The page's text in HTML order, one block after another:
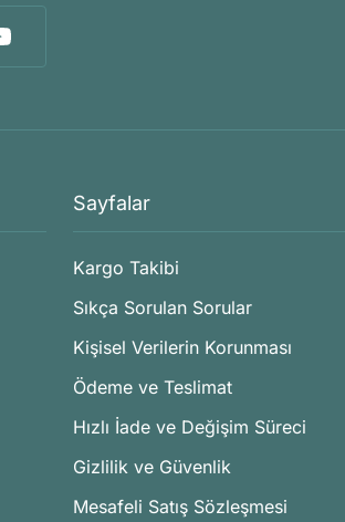
Sayfalar
Kargo Takibi
Sıkça Sorulan Sorular
Kişisel Verilerin Korunması
Ödeme ve Teslimat
Hızlı İade ve Değişim Süreci
Gizlilik ve Güvenlik
Mesafeli Satış Sözleşmesi